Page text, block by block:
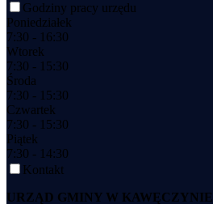
Godziny pracy urzędu
Poniedziałek
7:30 - 16:30
Wtorek
7:30 - 15:30
Środa
7:30 - 15:30
Czwartek
7:30 - 15:30
Piątek
7:30 - 14:30
Kontakt
URZĄD GMINY W KAWĘCZYNIE